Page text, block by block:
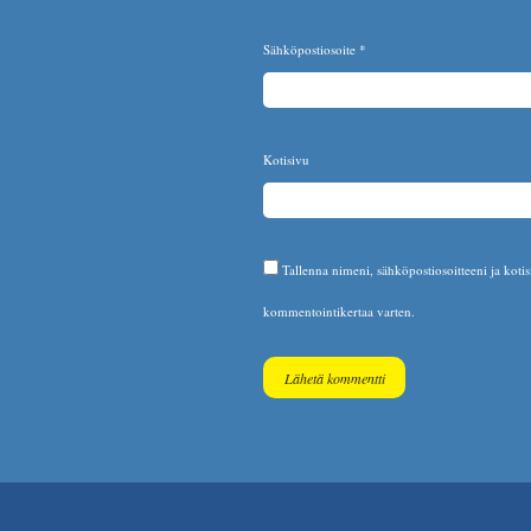
Sähköpostiosoite *
Kotisivu
Tallenna nimeni, sähköpostiosoitteeni ja
kommentointikertaa varten.